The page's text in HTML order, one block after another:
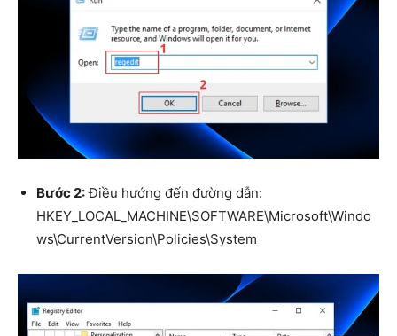
Bước 2:Điều hướng đến đường dẫn:
HKEY_LOCAL_MACHINE\SOFTWARE\Microsoft\Windo
ws\CurrentVersion\Policies\System